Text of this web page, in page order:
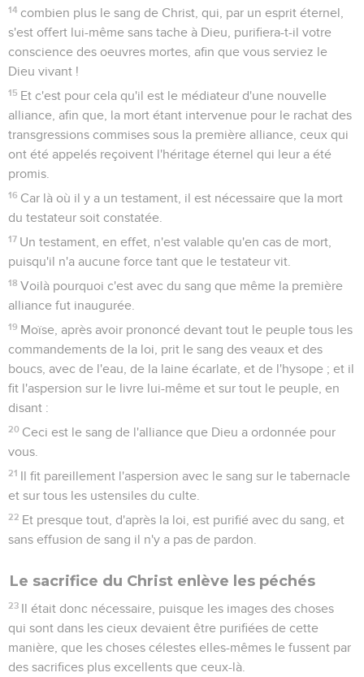
14 combien plus le sang de Christ, qui, par un esprit éternel,
s'est offert lui-même sans tache à Dieu, purifiera-t-il votre
conscience des oeuvres mortes, afin que vous serviez le
Dieu vivant !
15 Et c'est pour cela qu'il est le médiateur d'une nouvelle
alliance, afin que, la mort étant intervenue pour le rachat des
transgressions commises sous la première alliance, ceux qui
ont été appelés reçoivent l'héritage éternel qui leur a été
promis.
16 Car là où il y a un testament, il est nécessaire que la mort
du testateur soit constatée.
17 Un testament, en effet, n'est valable qu'en cas de mort,
puisqu'il n'a aucune force tant que le testateur vit.
18 Voilà pourquoi c'est avec du sang que même la première
alliance fut inaugurée.
19 Moïse, après avoir prononcé devant tout le peuple tous les
commandements de la loi, prit le sang des veaux et des
boucs, avec de l'eau, de la laine écarlate, et de l'hysope ; et il
fit l'aspersion sur le livre lui-même et sur tout le peuple, en
disant :
20 Ceci est le sang de l'alliance que Dieu a ordonnée pour
vous.
21 Il fit pareillement l'aspersion avec le sang sur le tabernacle
et sur tous les ustensiles du culte.
22 Et presque tout, d'après la loi, est purifié avec du sang, et
sans effusion de sang il n'y a pas de pardon.
Le sacrifice du Christ enlève les péchés
23 Il était donc nécessaire, puisque les images des choses
qui sont dans les cieux devaient être purifiées de cette
manière, que les choses célestes elles-mêmes le fussent par
des sacrifices plus excellents que ceux-là.